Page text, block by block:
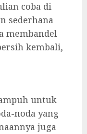
coba di
sederhana
membandel
kembali,
untuk
noda yang
juga